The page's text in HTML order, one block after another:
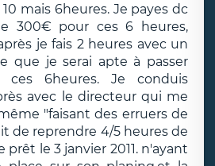
mais 6heures. Je payes dc
300€ pour ces 6 heures,
je fais 2 heures avec un
que je serai apte à passer
ces 6heures. Je conduis
avec le directeur qui me
"faisant des erruers de
de reprendre 4/5 heures de
le 3 janvier 2011. n'ayant